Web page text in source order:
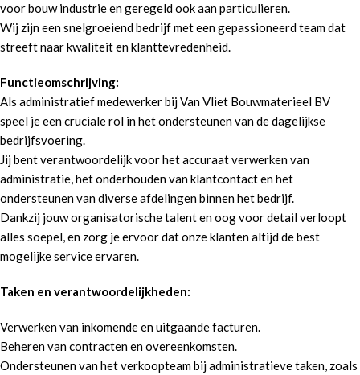
voor bouw industrie en geregeld ook aan particulieren.
Wij zijn een snelgroeiend bedrijf met een gepassioneerd team dat
streeft naar kwaliteit en klanttevredenheid.
Functieomschrijving:
Als administratief medewerker bij Van Vliet Bouwmaterieel BV
speel je een cruciale rol in het ondersteunen van de dagelijkse
bedrijfsvoering.
Jij bent verantwoordelijk voor het accuraat verwerken van
administratie, het onderhouden van klantcontact en het
ondersteunen van diverse afdelingen binnen het bedrijf.
Dankzij jouw organisatorische talent en oog voor detail verloopt
alles soepel, en zorg je ervoor dat onze klanten altijd de best
mogelijke service ervaren.
Taken en verantwoordelijkheden:
Verwerken van inkomende en uitgaande facturen.
Beheren van contracten en overeenkomsten.
Ondersteunen van het verkoopteam bij administratieve taken, zoals